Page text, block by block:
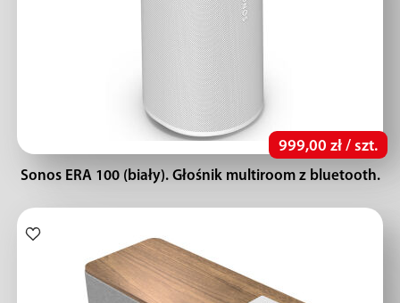
999,00 zł / szt.
Sonos ERA 100 (biały). Głośnik multiroom z bluetooth.